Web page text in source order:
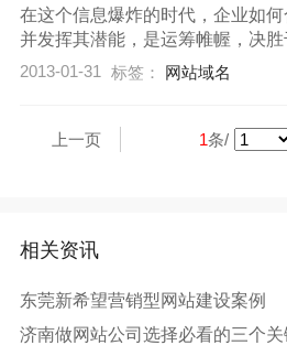
在这个信息爆炸的时代，企业如
并发挥其潜能，是运筹帷幄，决胜
2013-01-31 标签： 网站域名
上一页 1条/
相关资讯
东莞新希望营销型网站建设案例
济南做网站公司选择必看的三个关